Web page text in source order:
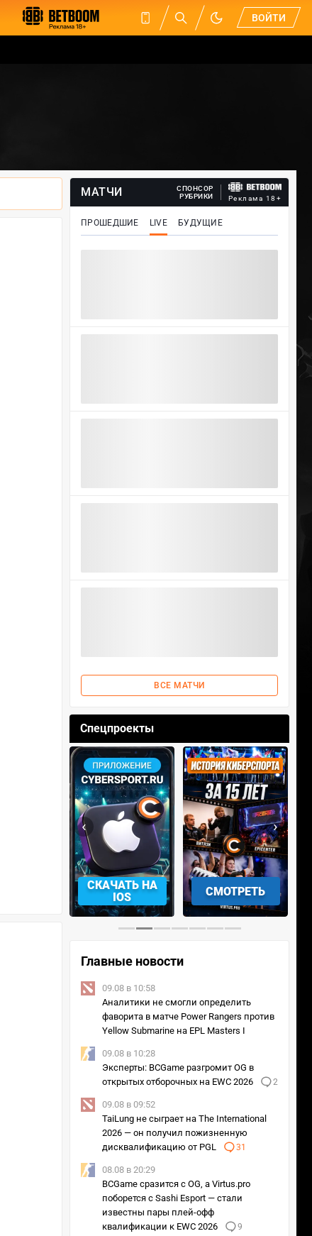
ВОЙТИ
МАТЧИ
СПОНСОР
РУБРИКИ
Реклама 18+
ПРОШЕДШИЕ LIVE БУДУЩИЕ
ВСЕ МАТЧИ
Спецпроекты
СМОТРЕТЬ УЧАСТВОВАТЬ
‹ ›
Главные новости
09.08 в 10:58
Аналитики не смогли определить
фаворита в матче Power Rangers против
Yellow Submarine на EPL Masters I
09.08 в 10:28
Эксперты: BCGame разгромит OG в
открытых отборочных на EWC 2026
2
09.08 в 09:52
TaiLung не сыграет на The International
2026 — он получил пожизненную
дисквалификацию от PGL
31
08.08 в 20:29
BCGame сразится с OG, а Virtus.pro
поборется с Sashi Esport — стали
известны пары плей-офф
квалификации к EWC 2026
9